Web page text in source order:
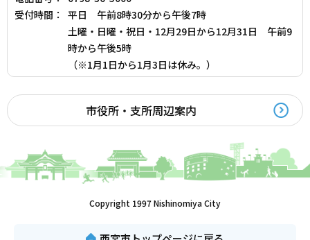
受付時間：
平日 午前8時30分から午後7時
土曜・日曜・祝日・12月29日から12月31日 午前9
時から午後5時
（※1月1日から1月3日は休み。）
市役所・支所周辺案内
Copyright 1997 Nishinomiya City